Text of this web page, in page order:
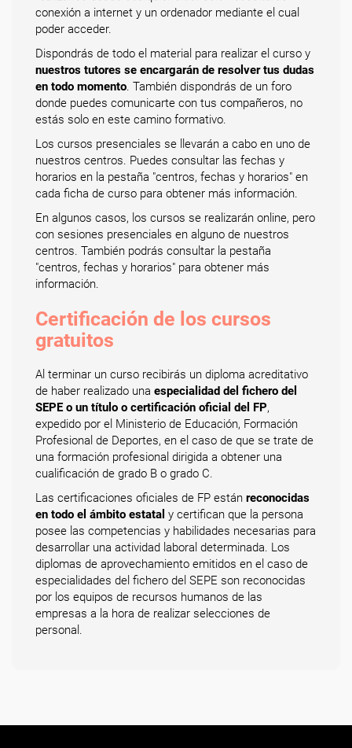
conexión a internet y un ordenador mediante el cual
poder acceder.
Dispondrás de todo el material para realizar el curso y
nuestros tutores se encargarán de resolver tus dudas
en todo momento. También dispondrás de un foro
donde puedes comunicarte con tus compañeros, no
estás solo en este camino formativo.
Los cursos presenciales se llevarán a cabo en uno de
nuestros centros. Puedes consultar las fechas y
horarios en la pestaña "centros, fechas y horarios" en
cada ficha de curso para obtener más información.
En algunos casos, los cursos se realizarán online, pero
con sesiones presenciales en alguno de nuestros
centros. También podrás consultar la pestaña
"centros, fechas y horarios" para obtener más
información.
Certificación de los cursos
gratuitos
Al terminar un curso recibirás un diploma acreditativo
de haber realizado una especialidad del fichero del
SEPE o un título o certificación oficial del FP,
expedido por el Ministerio de Educación, Formación
Profesional de Deportes, en el caso de que se trate de
una formación profesional dirigida a obtener una
cualificación de grado B o grado C.
Las certificaciones oficiales de FP están reconocidas
en todo el ámbito estatal y certifican que la persona
posee las competencias y habilidades necesarias para
desarrollar una actividad laboral determinada. Los
diplomas de aprovechamiento emitidos en el caso de
especialidades del fichero del SEPE son reconocidas
por los equipos de recursos humanos de las
empresas a la hora de realizar selecciones de
personal.